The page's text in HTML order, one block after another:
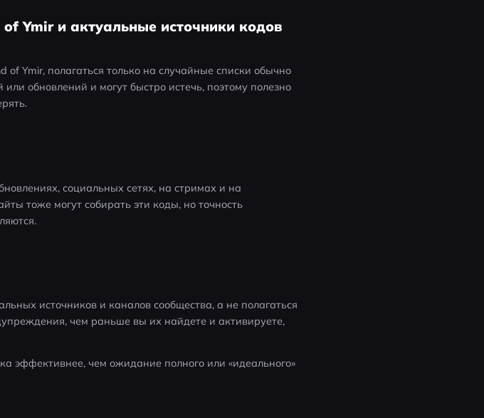
Ymir и актуальные источники кодов
Ymir, полагаться только на случайные списки обычно
обновлений и могут быстро истечь, поэтому полезно
социальных сетях, на стримах и на
тоже могут собирать эти коды, но точность
источников и каналов сообщества, а не полагаться
чем раньше вы их найдете и активируете,
эффективнее, чем ожидание полного или «идеального»